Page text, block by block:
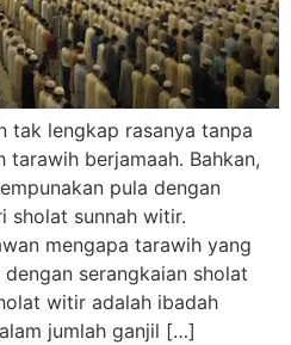
tak lengkap rasanya tanpa
tarawih berjamaah. Bahkan,
pula dengan
sholat sunnah witir.
mengapa tarawih yang
serangkaian sholat
witir adalah ibadah
jumlah ganjil […]